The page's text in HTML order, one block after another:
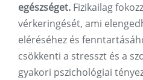
egészséget. Fizikailag
vérkeringését, ami
eléréséhez és
csökkenti a stresszt és a
gyakori pszichológiai